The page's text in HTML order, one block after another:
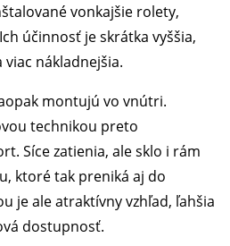
vonkajšie rolety,
účinnosť je skrátka vyššia,
viac nákladnejšia.
montujú vo vnútri.
technikou preto
Síce zatienia, ale sklo i rám
ktoré tak preniká aj do
je ale atraktívny vzhľad, ľahšia
dostupnosť.